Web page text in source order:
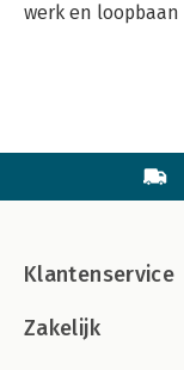
werk en loopbaan
Klantenservice
Zakelijk